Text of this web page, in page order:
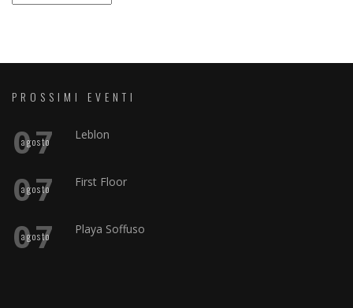
PROSSIMI EVENTI
07
agosto Leblon
07
agosto First Floor
07
agosto Playa Soffuso